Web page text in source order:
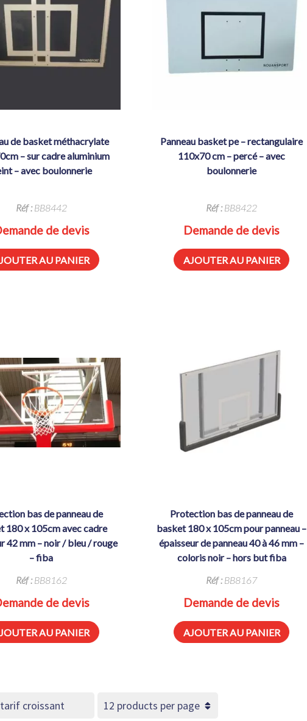
– sur cadre aluminium
– avec boulonnerie
Réf :BB8442
de devis
AU PANIER
panneau basket pe – rectangulaire
110x70 cm – percé – avec
boulonnerie
Réf :BB8422
Demande de devis
AJOUTER AU PANIER
180 x 105cm avec cadre
42 mm – noir / bleu / rouge
– fiba
Réf :BB8162
de devis
AU PANIER
protection bas de panneau de
basket 180 x 105cm pour panneau –
épaisseur de panneau 40 à 46 mm –
coloris noir – hors but fiba
Réf :BB8167
Demande de devis
AJOUTER AU PANIER